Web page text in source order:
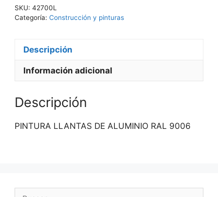
SKU: 42700L
Categoría: Construcción y pinturas
Descripción
Información adicional
Descripción
PINTURA LLANTAS DE ALUMINIO RAL 9006